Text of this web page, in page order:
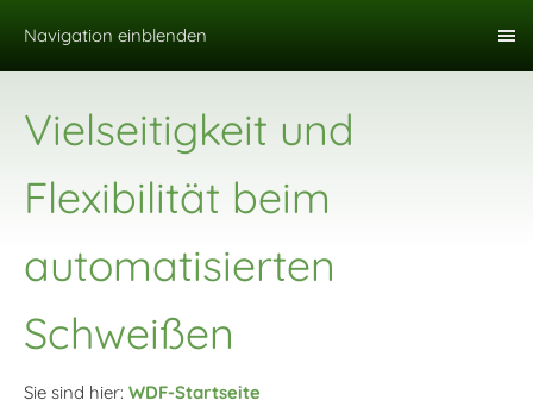
Navigation einblenden
Vielseitigkeit und
Flexibilität beim
automatisierten
Schweißen
Sie sind hier: WDF-Startseite